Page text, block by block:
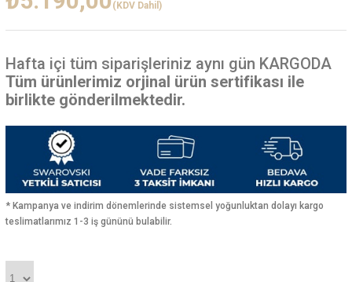
(KDV Dahil)
Hafta içi tüm siparişleriniz aynı gün KARGODA
Tüm ürünlerimiz orjinal ürün sertifikası ile
birlikte gönderilmektedir.
* Kampanya ve indirim dönemlerinde sistemsel yoğunluktan dolayı kargo
teslimatlarımız 1-3 iş gününü bulabilir.